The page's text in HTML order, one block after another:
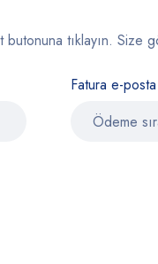
tıklayın.
Fatura e-